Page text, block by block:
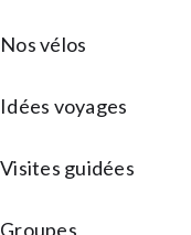
Nos vélos
Idées voyages
Visites guidées
Groupes